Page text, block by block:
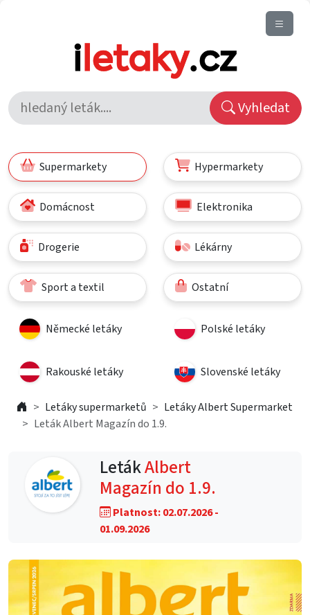
Vyhledat
Supermarkety Hypermarkety
Domácnost Elektronika
Drogerie Lékárny
Sport a textil Ostatní
Německé letáky Polské letáky
Rakouské letáky Slovenské letáky
Letáky supermarketů
Letáky Albert Supermarket
Leták Albert Magazín do 1.9.
LetákAlbert
Magazín do 1.9.
Platnost: 02.07.2026 -
01.09.2026